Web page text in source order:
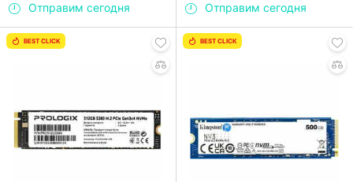
Отправим сегодня
Отправим сегодня
BEST CLICK BEST CLICK